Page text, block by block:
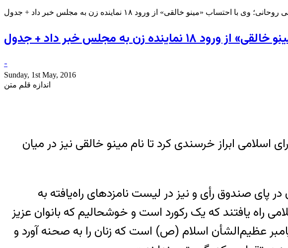
وی با احتساب «مینو خالقی» از ورود ۱۸ نماینده زن به مجلس خبر داد + جدول
زن به مجلس خبر داد + جدول
-
Sunday, 1st May, 2016
اندازه قلم متن
از ورود ۱۸ نماینده زن به مجلس شورای اسلامی ابراز خرسندی کرد تا نام مینو خالقی نیز در میان
در پای صندوق رأی و نیز در لیست نامزدهای راه‌یافته به
خانم به مجلس شورای اسلامی راه یافتند که یک رکورد است و خوشحالیم که بانوان عزیز
عظیم‌الشأن اسلام (ص) است که زنان را به صحنه آورد و